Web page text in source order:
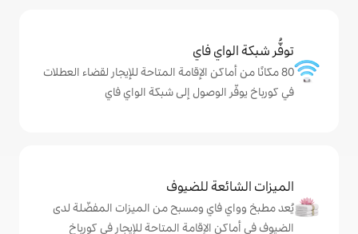
الإقامة المتاحة للإيجار لقضاء العطلات
إلى شبكة الواي فاي
ومسبح من الميزات المفضّلة لدى
المتاحة للإيجار في كورباخ